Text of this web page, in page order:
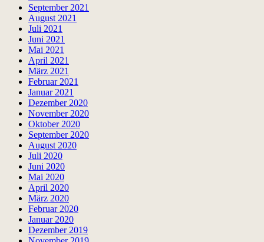
September 2021
August 2021
Juli 2021
Juni 2021
Mai 2021
April 2021
März 2021
Februar 2021
Januar 2021
Dezember 2020
November 2020
Oktober 2020
September 2020
August 2020
Juli 2020
Juni 2020
Mai 2020
April 2020
März 2020
Februar 2020
Januar 2020
Dezember 2019